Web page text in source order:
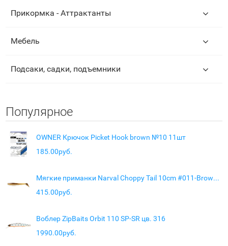
Прикормка - Аттрактанты
Мебель
Подсаки, садки, подъемники
Популярное
OWNER Крючок Picket Hook brown №10 11шт
185.00руб.
Мягкие приманки Narval Choppy Tail 10cm #011-Brown Sugar
415.00руб.
Воблер ZipBaits Orbit 110 SP-SR цв. 316
1990.00руб.